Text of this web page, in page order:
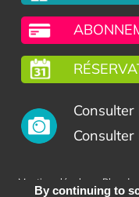
Mentions légales Plan du
By continuing to